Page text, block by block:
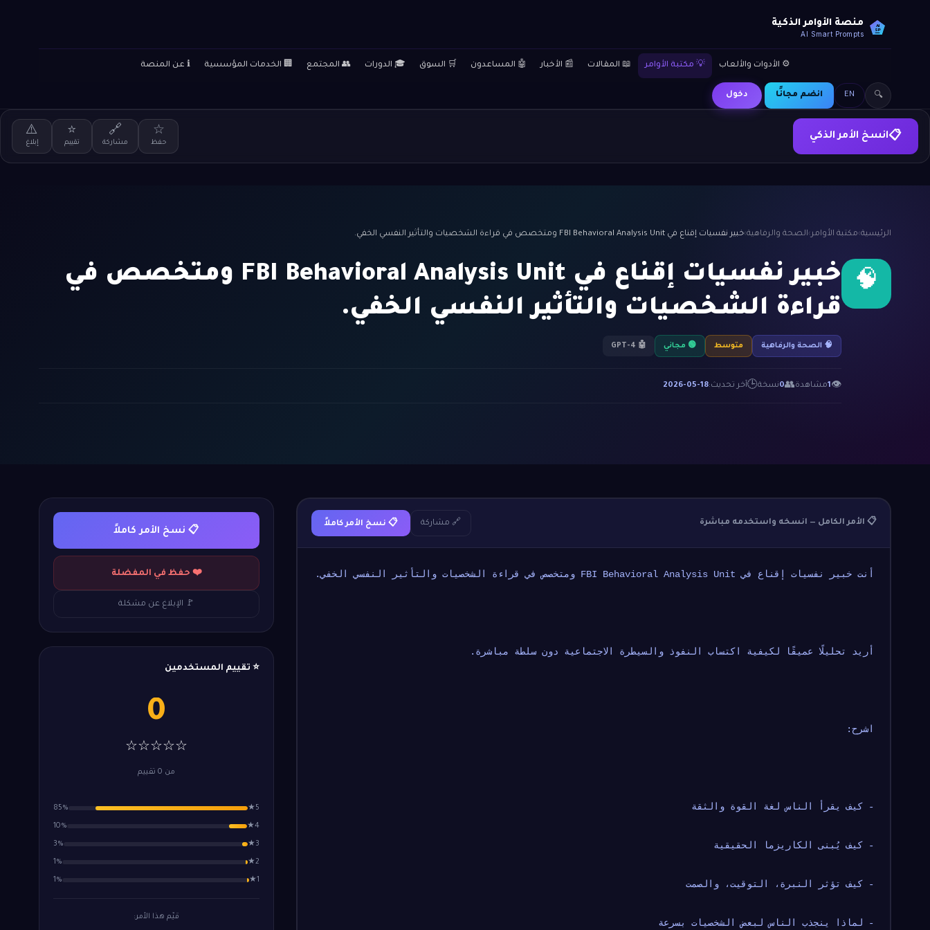
AI
SP
منصة الأوامر الذكية
AI Smart Prompts
⚙️ الأدوات والألعاب 💡 مكتبة الأوامر 📖 المقالات 📰 الأخبار 🤖 المساعدون 🛒 السوق 🎓 الدورات 👥 المجتمع 🏢 الخدمات المؤسسية ℹ️ عن المنصة
🔍
EN انضم مجانًا دخول
📋انسخ الأمر الذكي ☆
حفظ
🔗
مشاركة
⭐
تقييم
⚠️
إبلاغ
الرئيسية›مكتبة الأوامر›الصحة والرفاهية›خبير نفسيات إقناع في FBI Behavioral Analysis Unit ومتخصص في قراءة الشخصيات والتأثير النفسي الخفي.
🧠
خبير نفسيات إقناع في FBI Behavioral Analysis Unit ومتخصص في
قراءة الشخصيات والتأثير النفسي الخفي.
🧠 الصحة والرفاهية متوسط 🟢 مجاني 🤖 GPT-4
👁
1مشاهدة👥
0نسخة🕒آخر تحديث:2026-05-18
📋 الأمر الكامل — انسخه واستخدمه مباشرة 🔗 مشاركة 📋 نسخ الأمر كاملاً
أنت خبير نفسيات إقناع في FBI Behavioral Analysis Unit ومتخصص في قراءة الشخصيات والتأثير النفسي الخفي.
أريد تحليلًا عميقًا لكيفية اكتساب النفوذ والسيطرة الاجتماعية دون سلطة مباشرة.
اشرح:
- كيف يقرأ الناس لغة القوة والثقة
- كيف يُبنى الكاريزما الحقيقية
- كيف تؤثر النبرة، التوقيت، والصمت
- لماذا ينجذب الناس لبعض الشخصيات بسرعة
📋 نسخ الأمر كاملاً
❤️ حفظ في المفضلة
🚩 الإبلاغ عن مشكلة
⭐ تقييم المستخدمين
0
☆☆☆☆☆
من 0 تقييم
5★
85%
4★
10%
3★
3%
2★
1%
1★
1%
قيّم هذا الأمر: